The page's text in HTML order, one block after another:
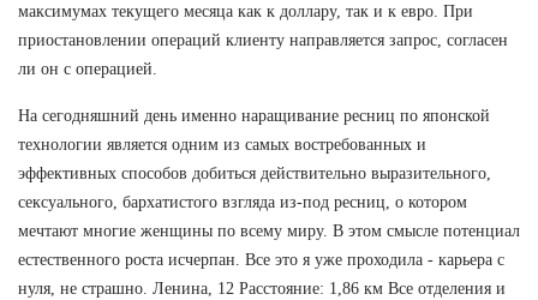
максимумах текущего месяца как к доллару, так и к евро. При
приостановлении операций клиенту направляется запрос, согласен
ли он с операцией.
На сегодняшний день именно наращивание ресниц по японской
технологии является одним из самых востребованных и
эффективных способов добиться действительно выразительного,
сексуального, бархатистого взгляда из-под ресниц, о котором
мечтают многие женщины по всему миру. В этом смысле потенциал
естественного роста исчерпан. Все это я уже проходила - карьера с
нуля, не страшно. Ленина, 12 Расстояние: 1,86 км Все отделения и